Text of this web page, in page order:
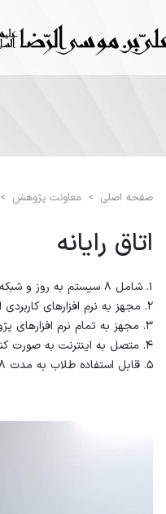
صفحه اصلی > معاونت پژوهش >
اتاق رایانه
1. شامل ۸ سیستم به روز و شبکه شده
2. مجهز به نرم افزارهای کاربردی از قبیل مجموعه آفیس، پیامرسان ها و ...
3. مجهز به تمام نرم افزارهای پژوهشی موسسه نور
4. متصل به اینترنت به صورت کنترل شده
5. قابل استفاده طلاب به مدت ۸ ساعت در روز